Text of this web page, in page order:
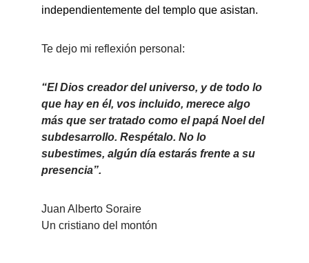
independientemente del templo que asistan.
Te dejo mi reflexión personal:
“El Dios creador del universo, y de todo lo
que hay en él, vos incluido, merece algo
más que ser tratado como el papá Noel del
subdesarrollo. Respétalo. No lo
subestimes, algún día estarás frente a su
presencia”.
Juan Alberto Soraire
Un cristiano del montón